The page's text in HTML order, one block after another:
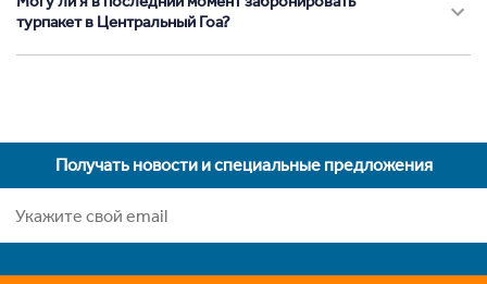
турпакет в Центральный Гоа?
Получать новости и специальные предложения